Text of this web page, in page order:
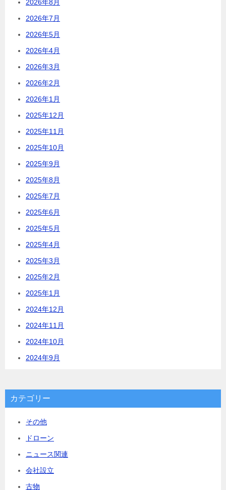
2026年8月
2026年7月
2026年5月
2026年4月
2026年3月
2026年2月
2026年1月
2025年12月
2025年11月
2025年10月
2025年9月
2025年8月
2025年7月
2025年6月
2025年5月
2025年4月
2025年3月
2025年2月
2025年1月
2024年12月
2024年11月
2024年10月
2024年9月
カテゴリー
その他
ドローン
ニュース関連
会社設立
古物